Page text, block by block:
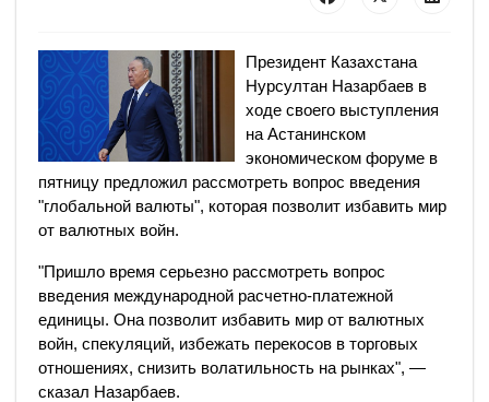
Президент Казахстана
Нурсултан Назарбаев в
ходе своего выступления
на Астанинском
экономическом форуме в
пятницу предложил рассмотреть вопрос введения
"глобальной валюты", которая позволит избавить мир
от валютных войн.
"Пришло время серьезно рассмотреть вопрос
введения международной расчетно-платежной
единицы. Она позволит избавить мир от валютных
войн, спекуляций, избежать перекосов в торговых
отношениях, снизить волатильность на рынках", —
сказал Назарбаев.